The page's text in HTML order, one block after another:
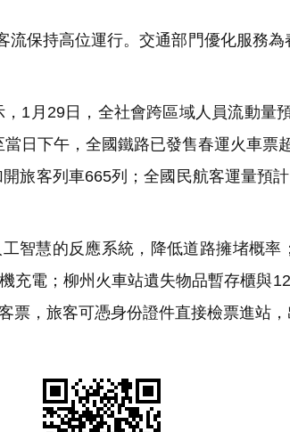
保持高位運行。交通部門優化服務為
1月29日，全社會跨區域人員流動量
日下午，全國鐵路已發售春運火車票
旅客列車665列；全國民航客運量預
智慧的反應系統，降低道路擁堵概率
充電；柳州火車站遺失物品暫存櫃與
票，旅客可憑身份證件直接檢票進站，